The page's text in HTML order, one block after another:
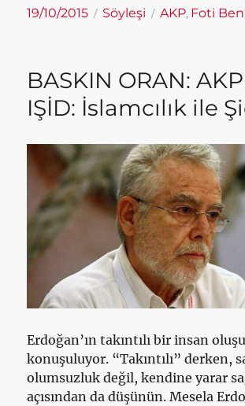
Yayın
19/10/2015 Kategoriler
Söyleşi Etiketler
AKP, Foti
BASKIN ORAN:
IŞİD: İslamcılık ile
Erdoğan’ın takıntılı bir insan
konuşuluyor. “Takıntılı” derken,
olumsuzluk değil, kendine yarar
açısından da düşünün. Mesela